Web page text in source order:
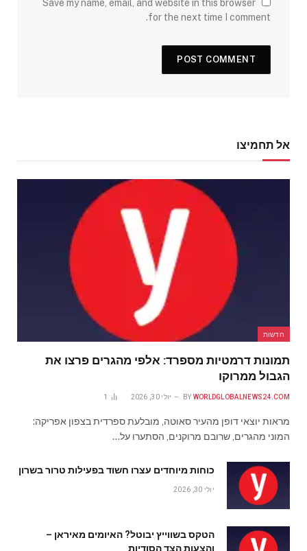
Save my name, email, and website in this browser
for the next time I comment.
אל תחמיצו
חדשות
תמונות דרמטיות מספרד: אלפי מהגרים פרצו את
הגבול ממרוקו
BY WORLDGLOBALNEWS24.COM יולי 30, 2026 1
מראות יוצאי דופן מהעיר סאוטה, מובלעת ספרדית בצפון אפריקה:
המוני מהגרים, שרובם מרוקנים, הסתערו על…
כוחות מיוחדים עצרו חשוד בפעילות טרור בשרון
יולי 30, 2026
הטקס בשווייץ יבוטל? האיומים מאיראן –
והצעות הצד הסודיות